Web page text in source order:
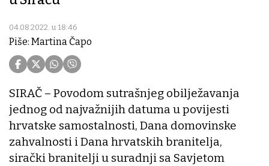
04.08.2022. u 18:46
Piše: Martina Čapo
SIRAČ – Povodom sutrašnjeg obilježavanja
jednog od najvažnijih datuma u povijesti
hrvatske samostalnosti, Dana domovinske
zahvalnosti i Dana hrvatskih branitelja,
sirački branitelji u suradnji sa Savjetom